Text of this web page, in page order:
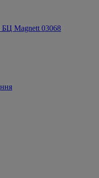
БЦ Magnett 03068